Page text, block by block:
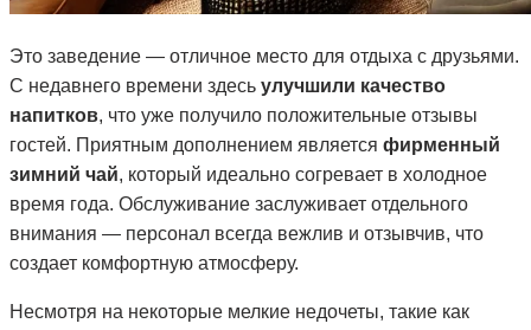
Это заведение — отличное место для отдыха с друзьями.
С недавнего времени здесь улучшили качество
напитков, что уже получило положительные отзывы
гостей. Приятным дополнением является фирменный
зимний чай, который идеально согревает в холодное
время года. Обслуживание заслуживает отдельного
внимания — персонал всегда вежлив и отзывчив, что
создает комфортную атмосферу.
Несмотря на некоторые мелкие недочеты, такие как